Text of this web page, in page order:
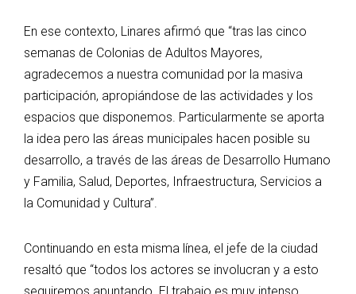
En ese contexto, Linares afirmó que “tras las cinco
semanas de Colonias de Adultos Mayores,
agradecemos a nuestra comunidad por la masiva
participación, apropiándose de las actividades y los
espacios que disponemos. Particularmente se aporta
la idea pero las áreas municipales hacen posible su
desarrollo, a través de las áreas de Desarrollo Humano
y Familia, Salud, Deportes, Infraestructura, Servicios a
la Comunidad y Cultura”.
Continuando en esta misma línea, el jefe de la ciudad
resaltó que “todos los actores se involucran y a esto